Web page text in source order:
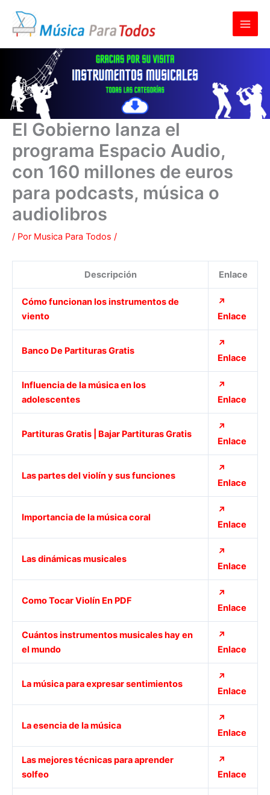
contenido
El Gobierno lanza el
programa Espacio Audio,
con 160 millones de euros
para podcasts, música o
audiolibros
/ Por Musica Para Todos /
Descripción Enlace
Cómo funcionan los instrumentos de
viento
↗
Enlace
Banco De Partituras Gratis
↗
Enlace
Influencia de la música en los
adolescentes
↗
Enlace
Partituras Gratis | Bajar Partituras Gratis
↗
Enlace
Las partes del violín y sus funciones
↗
Enlace
Importancia de la música coral
↗
Enlace
Las dinámicas musicales
↗
Enlace
Como Tocar Violín En PDF
↗
Enlace
Cuántos instrumentos musicales hay en
el mundo
↗
Enlace
La música para expresar sentimientos
↗
Enlace
La esencia de la música
↗
Enlace
Las mejores técnicas para aprender
solfeo
↗
Enlace